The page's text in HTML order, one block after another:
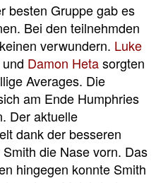
besten Gruppe gab es
Bei den teilnehmden
verwundern. Luke
und Damon Hetasorgten
Averages. Die
am Ende Humphries
Der aktuelle
dank der besseren
die Nase vorn. Das
hingegen konnte Smith